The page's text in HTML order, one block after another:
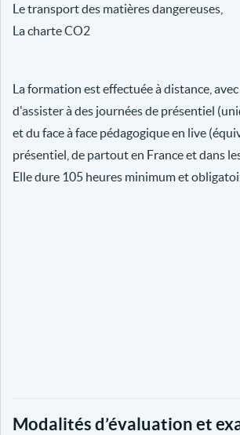
Le transport des matières dangereuses,
La charte CO2
La formation est effectuée à distance,
d'assister à des journées de présentiel
et du face à face pédagogique en live
présentiel, de partout en France et dans
Elle dure 105 heures minimum et
Modalités d’évaluation et